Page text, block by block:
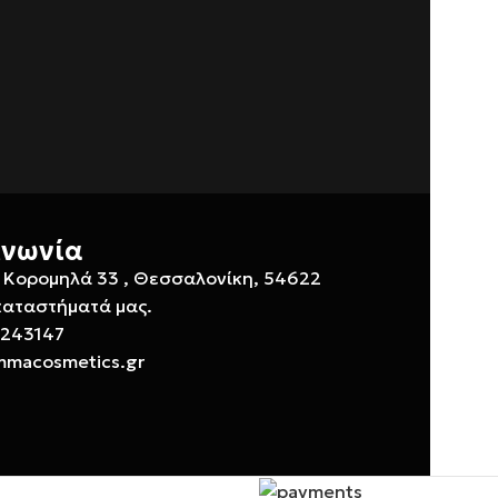
Κορομηλά 33 , Θεσσαλονίκη, 54622
μας.